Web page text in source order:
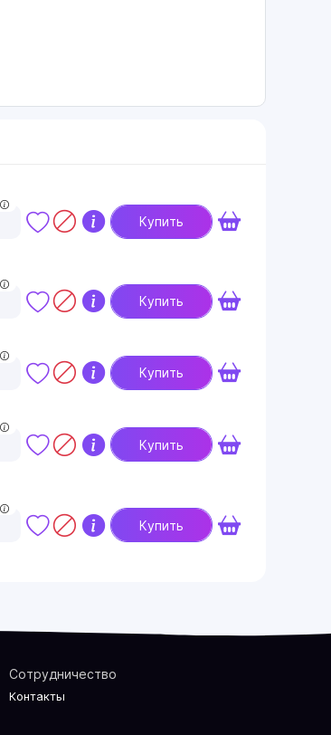
Купить
Купить
Купить
Купить
Купить
Сотрудничество
Контакты